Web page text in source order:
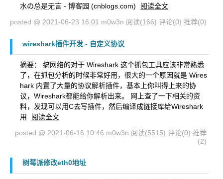
水の总是无言 - 博客园 (cnblogs.com)
阅读全文
posted @ 2021-06-23 16:01 m0w3n 阅读(166) 评论(0) 推荐(0)
wireshark插件开发 - 自定义协议
摘要： 搞网络的对于 Wireshark 这个抓包工具应该非常熟悉
了，在抓包分析的时候非常好用，很大的一个原因就是 Wires
hark 内置了大量的协议解析插件，基本上你叫得上来的协
议，Wireshark都能给你解析出来。 网上查了一下相关的资
料，发现可以用C去写插件，然后编译成链接库给Wireshark
用
阅读全文
posted @ 2021-06-16 10:46 m0w3n 阅读(5515) 评论(0) 推荐
(2)
树莓派修改eth0地址